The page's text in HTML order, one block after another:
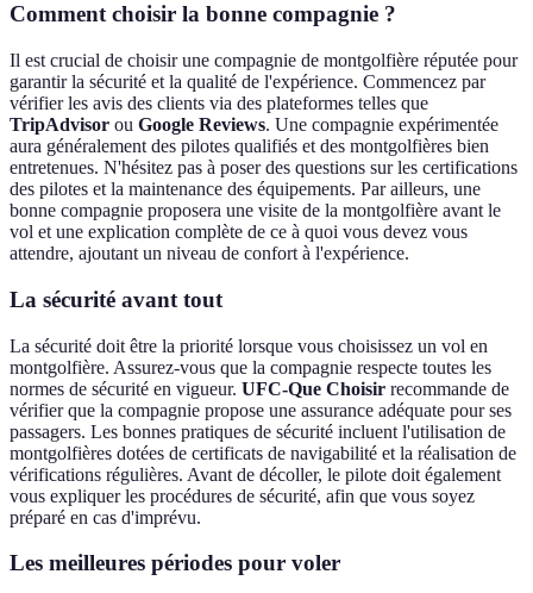
Comment choisir la bonne compagnie ?
Il est crucial de choisir une compagnie de montgolfière réputée pour
garantir la sécurité et la qualité de l'expérience. Commencez par
vérifier les avis des clients via des plateformes telles que
TripAdvisor ou Google Reviews. Une compagnie expérimentée
aura généralement des pilotes qualifiés et des montgolfières bien
entretenues. N'hésitez pas à poser des questions sur les certifications
des pilotes et la maintenance des équipements. Par ailleurs, une
bonne compagnie proposera une visite de la montgolfière avant le
vol et une explication complète de ce à quoi vous devez vous
attendre, ajoutant un niveau de confort à l'expérience.
La sécurité avant tout
La sécurité doit être la priorité lorsque vous choisissez un vol en
montgolfière. Assurez-vous que la compagnie respecte toutes les
normes de sécurité en vigueur. UFC-Que Choisir recommande de
vérifier que la compagnie propose une assurance adéquate pour ses
passagers. Les bonnes pratiques de sécurité incluent l'utilisation de
montgolfières dotées de certificats de navigabilité et la réalisation de
vérifications régulières. Avant de décoller, le pilote doit également
vous expliquer les procédures de sécurité, afin que vous soyez
préparé en cas d'imprévu.
Les meilleures périodes pour voler